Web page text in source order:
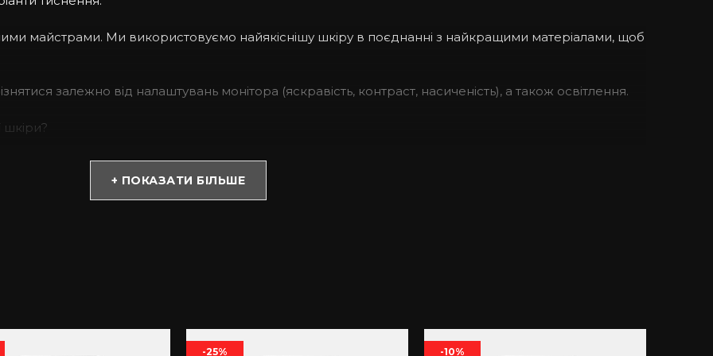
майстрами. Ми використовуємо найякіснішу шкіру в поєднанні з найкращими матеріалами, щоб
залежно від налаштувань монітора (яскравість, контраст, насиченість), а також освітлення.
шкіри?
таким аксесуаром Ви не переживатимете, якщо девайс випаде з рук. При випадкових ударах
+ ПОКАЗАТИ БІЛЬШЕ
-25% -10%